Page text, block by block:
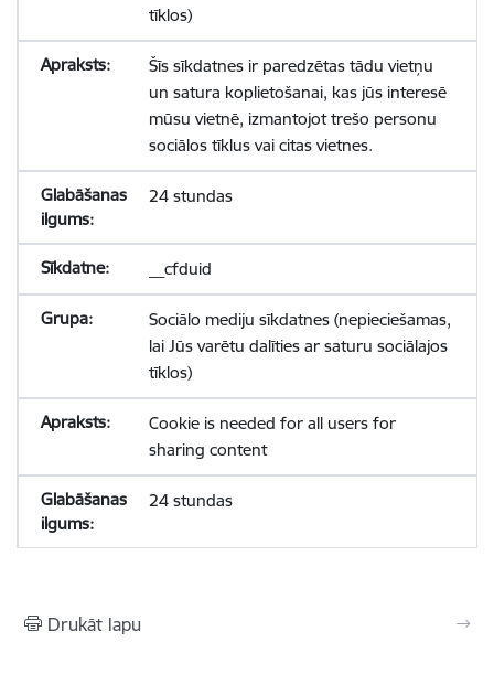
tīklos)
Šīs sīkdatnes ir paredzētas tādu vietņu
un satura koplietošanai, kas jūs interesē
mūsu vietnē, izmantojot trešo personu
sociālos tīklus vai citas vietnes.
24 stundas
__cfduid
Sociālo mediju sīkdatnes (nepieciešamas,
lai Jūs varētu dalīties ar saturu sociālajos
tīklos)
Cookie is needed for all users for
sharing content
24 stundas
Drukāt lapu